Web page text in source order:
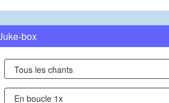
box